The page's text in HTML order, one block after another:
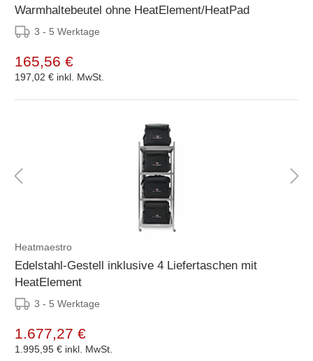
Warmhaltebeutel ohne HeatElement/HeatPad
3 - 5 Werktage
165,56 €
197,02 € inkl. MwSt.
Heatmaestro
Edelstahl-Gestell inklusive 4 Liefertaschen mit
HeatElement
3 - 5 Werktage
1.677,27 €
1.995,95 € inkl. MwSt.